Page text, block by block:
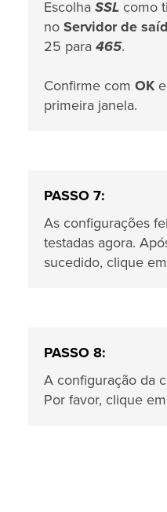
Escolha SSL como
no Servidor de
25 para 465.
Confirme com OKe
primeira janela.
PASSO 7:
As configurações
testadas agora.
sucedido, clique em
PASSO 8:
A configuração da
Por favor, clique em